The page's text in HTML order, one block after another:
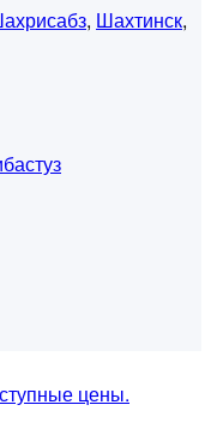
, Шахтинск,
цены.